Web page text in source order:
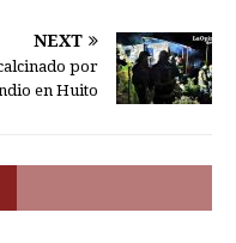
NEXT
por
en Huito